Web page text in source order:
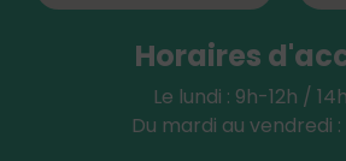
Horaires
Le lundi : 9h-12h /
Du mardi au vendredi :